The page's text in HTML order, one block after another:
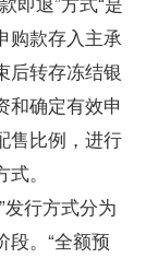
购款存入主承
后转存冻结银
和确定有效申
售比例，进行
。
行方式分为
段。“全额预